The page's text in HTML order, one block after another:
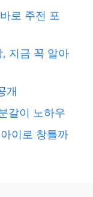
로 주전 포
지금 꼭 알아
개
갈이 노하우
이로 창틀까